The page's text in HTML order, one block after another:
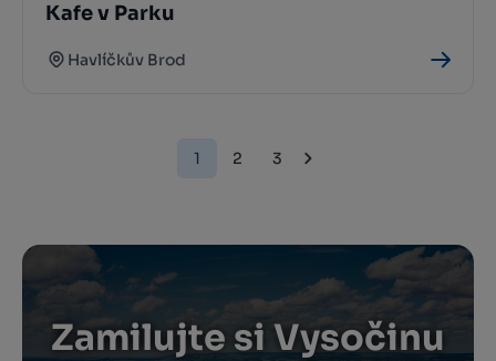
Kafe v Parku
Havlíčkův Brod
1 2 3
Zamilujte si Vysočinu